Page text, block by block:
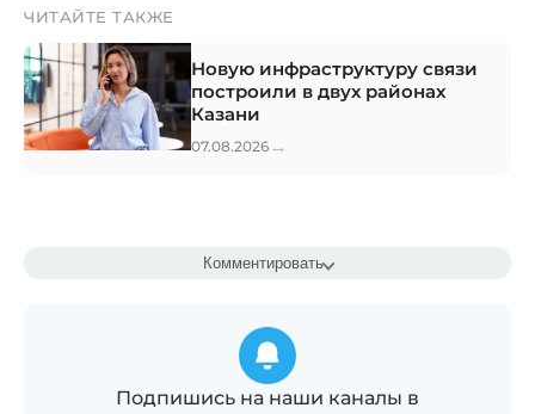
ЧИТАЙТЕ ТАКЖЕ
Новую инфраструктуру связи
построили в двух районах
Казани
07.08.2026 →
Комментировать
Подпишись на наши каналы в